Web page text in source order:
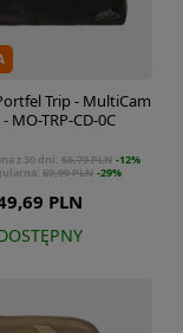
Trip - MultiCam
MO-TRP-CD-0C
PLN
z 30 dni: 56,79 PLN -12%
69,99 PLN -29%